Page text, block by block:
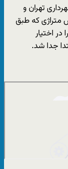
تهران و
متراژی که طبق
اختیار